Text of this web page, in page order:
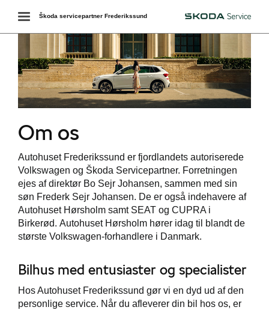
Toggle
navigation
Škoda
Škoda servicepartner Frederikssund
Om os
Autohuset Frederikssund er fjordlandets autoriserede
Volkswagen og Škoda Servicepartner. Forretningen
ejes af direktør Bo Sejr Johansen, sammen med sin
søn Frederk Sejr Johansen. De er også indehavere af
Autohuset Hørsholm samt SEAT og CUPRA i
Birkerød. Autohuset Hørsholm hører idag til blandt de
største Volkswagen-forhandlere i Danmark.
Bilhus med entusiaster og specialister
Hos Autohuset Frederikssund gør vi en dyd ud af den
personlige service. Når du afleverer din bil hos os, er